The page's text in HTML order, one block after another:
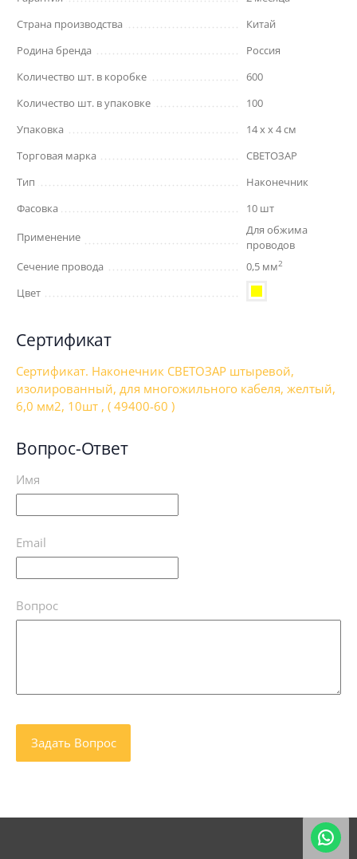
Страна производства
Китай
Родина бренда
Россия
Количество шт. в коробке
600
Количество шт. в упаковке
100
Упаковка
14 x x 4 см
Торговая марка
СВЕТОЗАР
Тип
Наконечник
Фасовка
10 шт
Применение
Для обжима
проводов
Сечение провода
0,5 мм2
Цвет
Сертификат
Сертификат. Наконечник СВЕТОЗАР штыревой,
изолированный, для многожильного кабеля, желтый,
6,0 мм2, 10шт , ( 49400-60 )
Вопрос-Ответ
Имя
Email
Вопрос